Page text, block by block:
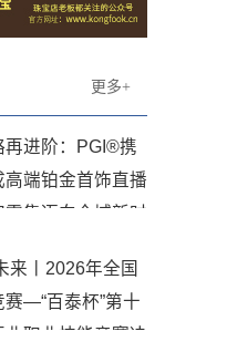
更多+
再进阶：PGI®携
端铂金首饰直播
售迈向全域新时
来丨2026年全国
—“百泰杯”第十
职业技能竞赛决